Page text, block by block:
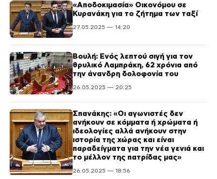
«Αποδοκιμασία» Οικονόμου σε
Κυρανάκη για το ζήτημα των ταξί
27.05.2025 — 14:20
Βουλή: Ενός λεπτού σιγή για τον
θρυλικό Λαμπράκη, 62 χρόνια από
την άνανδρη δολοφονία του
26.05.2025 — 20:25
Σπανάκης: «Οι αγωνιστές δεν
ανήκουν σε κόμματα ή χρώματα ή
ιδεολογίες αλλά ανήκουν στην
ιστορία της χώρας και είναι
παραδείγματα για την νέα γενιά και
το μέλλον της πατρίδας μας»
26.05.2025 — 18:56